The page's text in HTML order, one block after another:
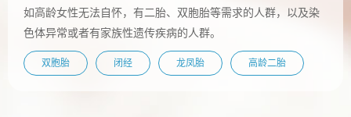
如高龄女性无法自怀，有二胎、双胞胎等需求的人群，以及染
色体异常或者有家族性遗传疾病的人群。
双胞胎 闭经 龙凤胎 高龄二胎